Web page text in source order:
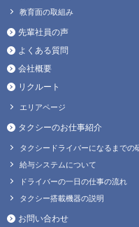
教育面の取組み
先輩社員の声
よくある質問
会社概要
リクルート
エリアページ
タクシーのお仕事紹介
タクシードライバーになるまでの
給与システムについて
ドライバーの一日の仕事の流れ
タクシー搭載機器の説明
お問い合わせ